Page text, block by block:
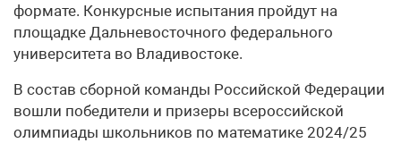
формате. Конкурсные испытания пройдут на
площадке Дальневосточного федерального
университета во Владивостоке.
В состав сборной команды Российской Федерации
вошли победители и призеры всероссийской
олимпиады школьников по математике 2024/25